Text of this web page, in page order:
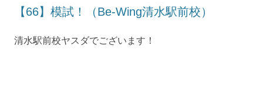
【66】模試！（Be-Wing清水駅前校）
清水駅前校ヤスダでございます！